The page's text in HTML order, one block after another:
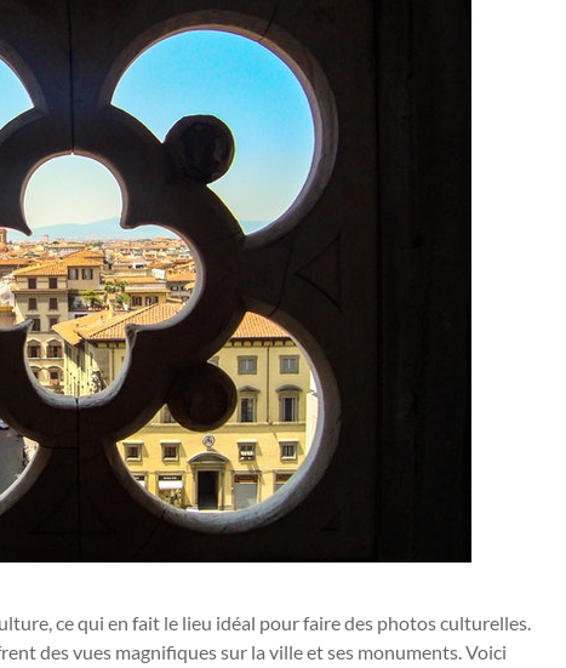
ce qui en fait le lieu idéal pour faire des photos culturelles.
des vues magnifiques sur la ville et ses monuments. Voici